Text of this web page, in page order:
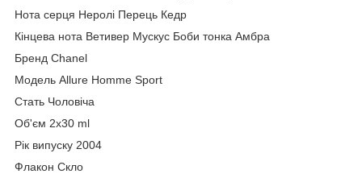
Нота серця Неролі Перець Кедр
Кінцева нота Ветивер Мускус Боби тонка Амбра
Бренд Chanel
Модель Allure Homme Sport
Стать Чоловіча
Об'єм 2x30 ml
Рік випуску 2004
Флакон Скло